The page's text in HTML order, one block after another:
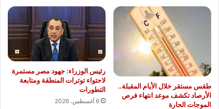
طقس مستقر خلال الأيام المقبلة..
الأرصاد تكشف موعد انتهاء فرص
الموجات الحارة
رئيس الوزراء: جهود مصر مستمرة
لاحتواء توترات المنطقة ومتابعة
التطورات
6 أغسطس، 2026